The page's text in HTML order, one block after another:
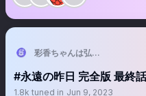
彩香ちゃんは弘子先輩に恋
#永遠の昨日 完全版 最終
1.8k tuned in Jun 9, 2023